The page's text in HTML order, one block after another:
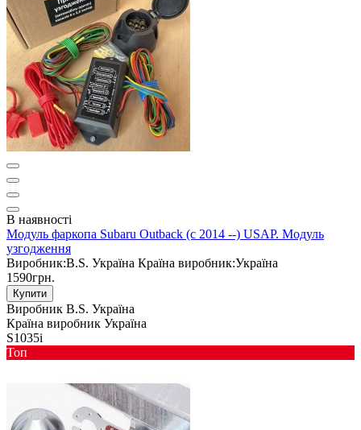
В наявності
Модуль фаркопа Subaru Outback (c 2014 --) USAP. Модуль
узгодження
Виробник:B.S. Україна Країна виробник:Україна
1590грн.
Купити
Виробник B.S. Україна
Країна виробник Україна
S1035i
Toп